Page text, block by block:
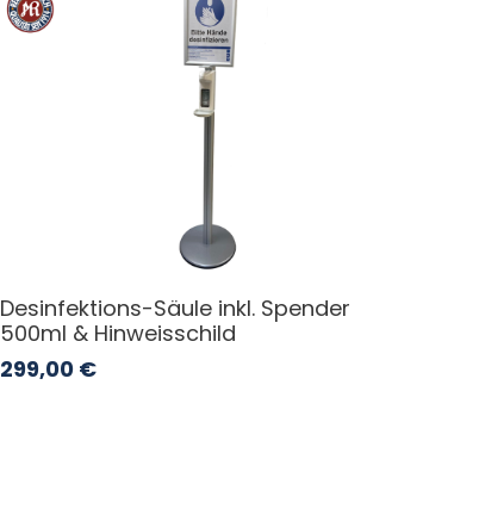
Desinfektions-Säule inkl. Spender
500ml & Hinweisschild
299,00 €